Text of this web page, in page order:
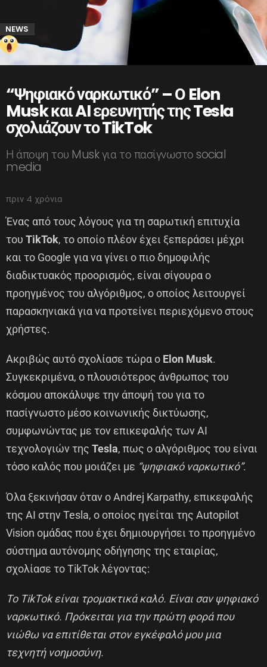
NEWS
“Ψηφιακό ναρκωτικό” – Ο Elon
Musk και AI ερευνητής της Tesla
σχολιάζουν το TikTok
Η άποψη του Musk για το πασίγνωστο social
media
πριν 4 χρόνια
Ένας από τους λόγους για τη σαρωτική επιτυχία
του TikTok, το οποίο πλέον έχει ξεπεράσει μέχρι
και το Google για να γίνει ο πιο δημοφιλής
διαδικτυακός προορισμός, είναι σίγουρα ο
προηγμένος του αλγόριθμος, ο οποίος λειτουργεί
παρασκηνιακά για να προτείνει περιεχόμενο στους
χρήστες.
Ακριβώς αυτό σχολίασε τώρα ο Elon Musk.
Συγκεκριμένα, ο πλουσιότερος άνθρωπος του
κόσμου αποκάλυψε την άποψή του για το
πασίγνωστο μέσο κοινωνικής δικτύωσης,
συμφωνώντας με τον επικεφαλής των AI
τεχνολογιών της Tesla, πως ο αλγόριθμος του είναι
τόσο καλός που μοιάζει με “ψηφιακό ναρκωτικό”.
Όλα ξεκινήσαν όταν ο Andrej Karpathy, επικεφαλής
της AI στην Tesla, ο οποίος ηγείται της Autopilot
Vision ομάδας που έχει δημιουργήσει το προηγμένο
σύστημα αυτόνομης οδήγησης της εταιρίας,
σχολίασε το TikTok λέγοντας:
Το TikTok είναι τρομακτικά καλό. Είναι σαν ψηφιακό
ναρκωτικό. Πρόκειται για την πρώτη φορά που
νιώθω να επιτίθεται στον εγκέφαλό μου μια
τεχνητή νοημοσύνη.